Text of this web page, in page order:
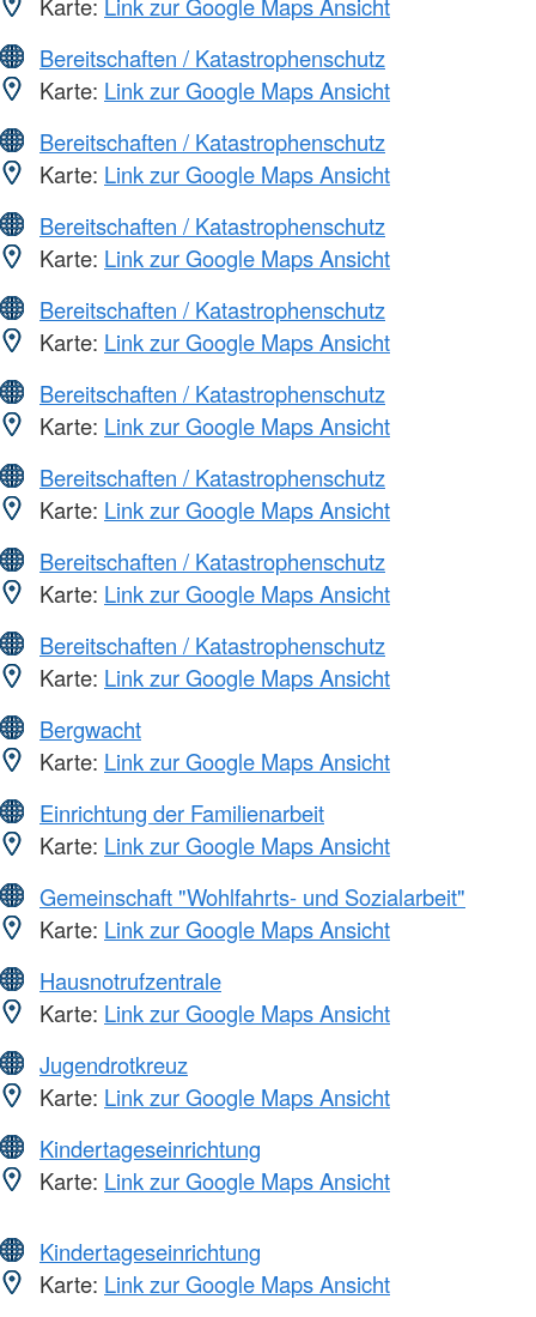
Bereitschaften / Katastrophenschutz
Karte: Link zur Google Maps Ansicht
Bereitschaften / Katastrophenschutz
Karte: Link zur Google Maps Ansicht
Bereitschaften / Katastrophenschutz
Karte: Link zur Google Maps Ansicht
Bereitschaften / Katastrophenschutz
Karte: Link zur Google Maps Ansicht
Bereitschaften / Katastrophenschutz
Karte: Link zur Google Maps Ansicht
Bereitschaften / Katastrophenschutz
Karte: Link zur Google Maps Ansicht
Bereitschaften / Katastrophenschutz
Karte: Link zur Google Maps Ansicht
Bereitschaften / Katastrophenschutz
Karte: Link zur Google Maps Ansicht
Bergwacht
Karte: Link zur Google Maps Ansicht
Einrichtung der Familienarbeit
Karte: Link zur Google Maps Ansicht
Gemeinschaft "Wohlfahrts- und Sozialarbeit"
Karte: Link zur Google Maps Ansicht
Hausnotrufzentrale
Karte: Link zur Google Maps Ansicht
Jugendrotkreuz
Karte: Link zur Google Maps Ansicht
Kindertageseinrichtung
Karte: Link zur Google Maps Ansicht
Kindertageseinrichtung
Karte: Link zur Google Maps Ansicht